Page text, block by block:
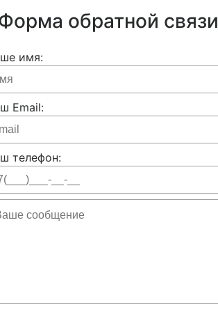
обратной связи
имя:
Email:
телефон: